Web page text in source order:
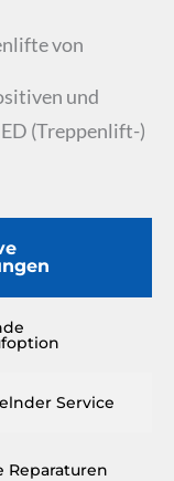
von
und
(Treppenlift-)
Service
Reparaturen